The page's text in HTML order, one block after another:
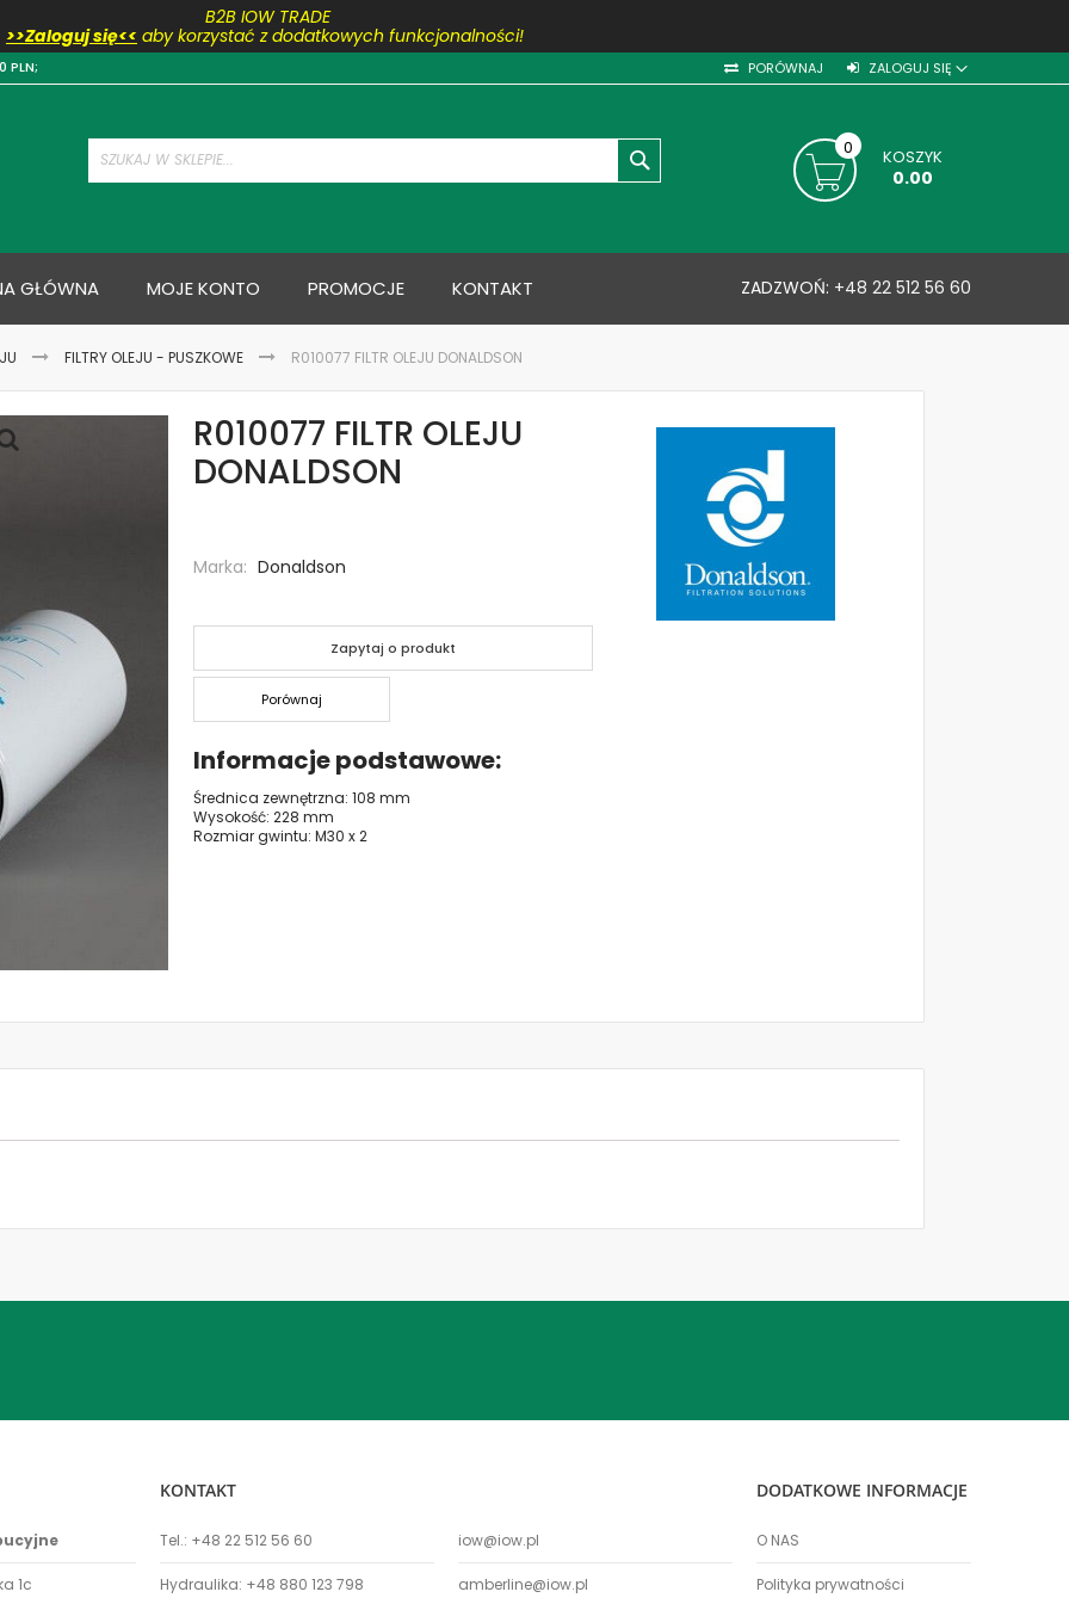
PLN;
do
PORÓWNAJ ZALOGUJ SIĘ
B2B IOW TRADE
>>Zaloguj się<< aby korzystać z dodatkowych funkcjonalności!
KOSZYK
0.00
0
GŁÓWNA MOJE KONTO PROMOCJE KONTAKT ZADZWOŃ: +48 22 512 56 60
FILTRY OLEJU - PUSZKOWE R010077 FILTR OLEJU DONALDSON
R010077 FILTR OLEJU
DONALDSON
Marka Donaldson
Informacje podstawowe
Średnica zewnętrzna: 108 mm
Wysokość: 228 mm
Rozmiar gwintu: M30 x 2
Zapytaj o produkt
Porównaj
1c
KONTAKT
Tel.: +48 22 512 56 60
Hydraulika: +48 880 123 798
iow@iow.pl
amberline@iow.pl
DODATKOWE INFORMACJE
O NAS
Polityka prywatności